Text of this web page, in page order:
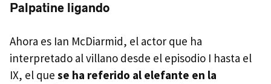
Palpatine ligando
Ahora es Ian McDiarmid, el actor que ha
interpretado al villano desde el episodio I hasta el
IX, el que se ha referido al elefante en la